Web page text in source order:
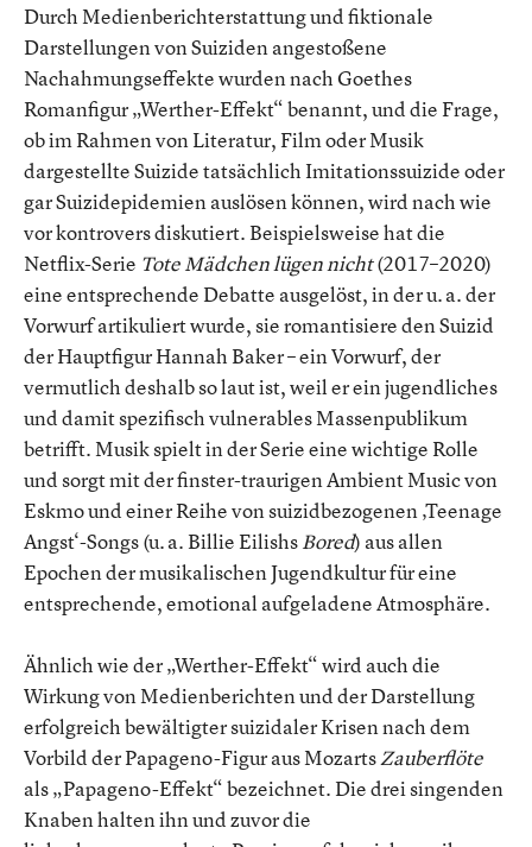
Durch Medienberichterstattung und fiktionale
Darstellungen von Suiziden angestoßene
Nachahmungseffekte wurden nach Goethes
Romanfigur „Werther-Effekt“ benannt, und die Frage,
ob im Rahmen von Literatur, Film oder Musik
dargestellte Suizide tatsächlich Imitationssuizide oder
gar Suizidepidemien auslösen können, wird nach wie
vor kontrovers diskutiert. Beispielsweise hat die
Netflix-Serie Tote Mädchen lügen nicht(2017–2020)
eine entsprechende Debatte ausgelöst, in der u. a. der
Vorwurf artikuliert wurde, sie romantisiere den Suizid
der Hauptfigur Hannah Baker – ein Vorwurf, der
vermutlich deshalb so laut ist, weil er ein jugendliches
und damit spezifisch vulnerables Massenpublikum
betrifft. Musik spielt in der Serie eine wichtige Rolle
und sorgt mit der finster-traurigen Ambient Music von
Eskmo und einer Reihe von suizidbezogenen ‚Teenage
Angst‘-Songs (u. a. Billie EilishsBored) aus allen
Epochen der musikalischen Jugendkultur für eine
entsprechende, emotional aufgeladene Atmosphäre.
Ähnlich wie der „Werther-Effekt“ wird auch die
Wirkung von Medienberichten und der Darstellung
erfolgreich bewältigter suizidaler Krisen nach dem
Vorbild der Papageno-Figur aus MozartsZauberflöte
als „Papageno-Effekt“ bezeichnet. Die drei singenden
Knaben halten ihn und zuvor die